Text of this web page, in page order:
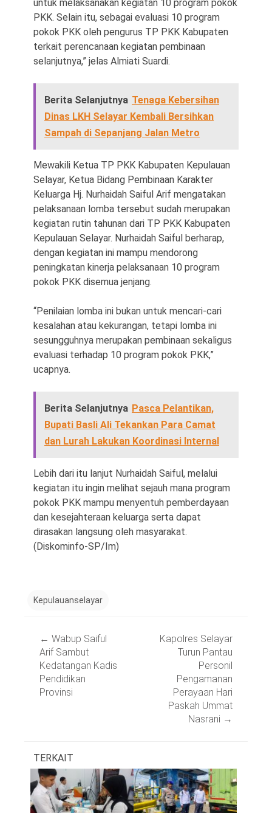
untuk melaksanakan kegiatan 10 program pokok
PKK. Selain itu, sebagai evaluasi 10 program
pokok PKK oleh pengurus TP PKK Kabupaten
terkait perencanaan kegiatan pembinaan
selanjutnya,” jelas Almiati Suardi.
Berita Selanjutnya Tenaga Kebersihan
Dinas LKH Selayar Kembali Bersihkan
Sampah di Sepanjang Jalan Metro
Mewakili Ketua TP PKK Kabupaten Kepulauan
Selayar, Ketua Bidang Pembinaan Karakter
Keluarga Hj. Nurhaidah Saiful Arif mengatakan
pelaksanaan lomba tersebut sudah merupakan
kegiatan rutin tahunan dari TP PKK Kabupaten
Kepulauan Selayar. Nurhaidah Saiful berharap,
dengan kegiatan ini mampu mendorong
peningkatan kinerja pelaksanaan 10 program
pokok PKK disemua jenjang.
“Penilaian lomba ini bukan untuk mencari-cari
kesalahan atau kekurangan, tetapi lomba ini
sesungguhnya merupakan pembinaan sekaligus
evaluasi terhadap 10 program pokok PKK,”
ucapnya.
Berita Selanjutnya Pasca Pelantikan,
Bupati Basli Ali Tekankan Para Camat
dan Lurah Lakukan Koordinasi Internal
Lebih dari itu lanjut Nurhaidah Saiful, melalui
kegiatan itu ingin melihat sejauh mana program
pokok PKK mampu menyentuh pemberdayaan
dan kesejahteraan keluarga serta dapat
dirasakan langsung oleh masyarakat.
(Diskominfo-SP/Im)
Kepulauanselayar
navigation
← Wabup Saiful
Arif Sambut
Kedatangan Kadis
Pendidikan
Provinsi
Kapolres Selayar
Turun Pantau
Personil
Pengamanan
Perayaan Hari
Paskah Ummat
Nasrani →
TERKAIT